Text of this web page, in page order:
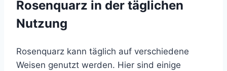
Rosenquarz in der täglichen
Nutzung
Rosenquarz kann täglich auf verschiedene
Weisen genutzt werden. Hier sind einige